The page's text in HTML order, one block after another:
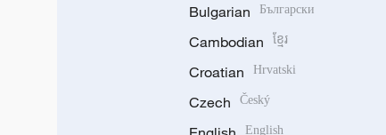
Bulgarian Български
Cambodian ខ្មែរ
Croatian Hrvatski
Czech Český
English